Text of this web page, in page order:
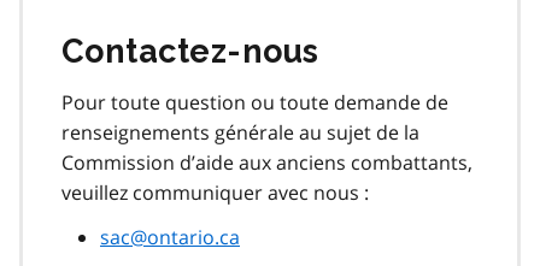
Contactez-nous
Pour toute question ou toute demande de
renseignements générale au sujet de la
Commission d’aide aux anciens combattants,
veuillez communiquer avec nous :
sac@ontario.ca